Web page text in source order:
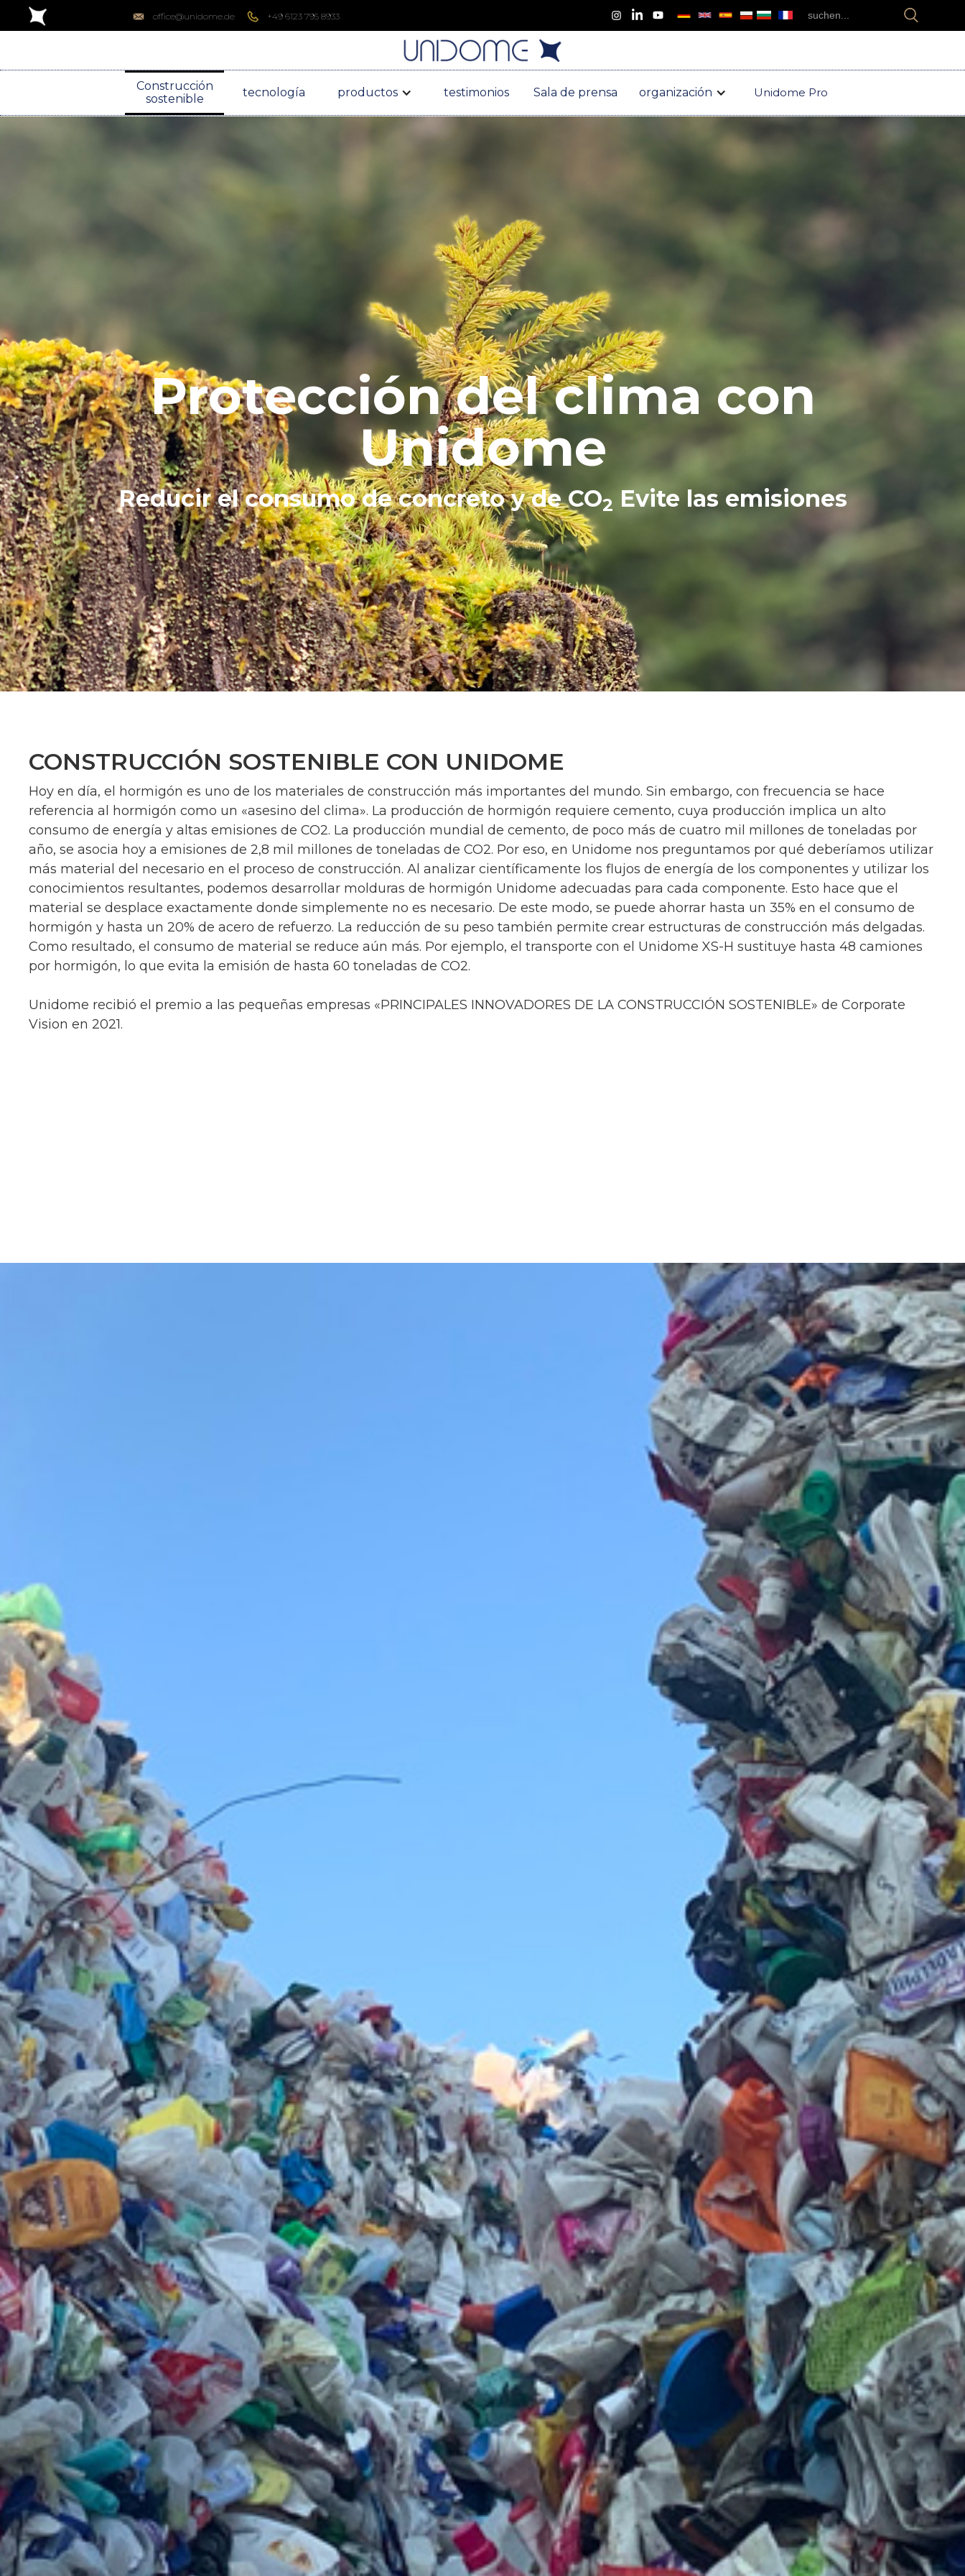
office@unidome.de +49 6123 795 8933
Construcción
sostenible
tecnología productos testimonios Sala de prensa organización Unidome Pro
Protección del clima con
Unidome
Reducir el consumo de concreto y de CO2 Evite las emisiones
CONSTRUCCIÓN SOSTENIBLE CON UNIDOME
Hoy en día, el hormigón es uno de los materiales de construcción más importantes del mundo. Sin embargo, con frecuencia se hace
referencia al hormigón como un «asesino del clima». La producción de hormigón requiere cemento, cuya producción implica un alto
consumo de energía y altas emisiones de CO2. La producción mundial de cemento, de poco más de cuatro mil millones de toneladas por
año, se asocia hoy a emisiones de 2,8 mil millones de toneladas de CO2. Por eso, en Unidome nos preguntamos por qué deberíamos utilizar
más material del necesario en el proceso de construcción. Al analizar científicamente los flujos de energía de los componentes y utilizar los
conocimientos resultantes, podemos desarrollar molduras de hormigón Unidome adecuadas para cada componente. Esto hace que el
material se desplace exactamente donde simplemente no es necesario. De este modo, se puede ahorrar hasta un 35% en el consumo de
hormigón y hasta un 20% de acero de refuerzo. La reducción de su peso también permite crear estructuras de construcción más delgadas.
Como resultado, el consumo de material se reduce aún más. Por ejemplo, el transporte con el Unidome XS-H sustituye hasta 48 camiones
por hormigón, lo que evita la emisión de hasta 60 toneladas de CO2.
Unidome recibió el premio a las pequeñas empresas «PRINCIPALES INNOVADORES DE LA CONSTRUCCIÓN SOSTENIBLE» de Corporate
Vision en 2021.